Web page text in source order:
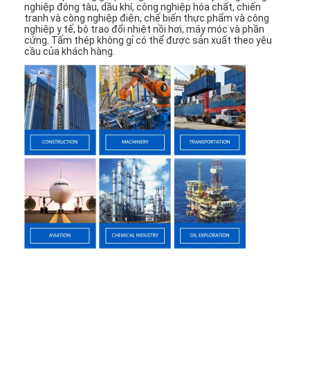
Thép cuộn mạ kẽm Ppgi
nghiệp đóng tàu, dầu khí, công nghiệp hóa chất, chiến
tranh và công nghiệp điện, chế biến thực phẩm và công
nghiệp y tế, bộ trao đổi nhiệt nồi hơi, máy móc và phần
cứng. Tấm thép không gỉ có thể được sản xuất theo yêu
cầu của khách hàng.